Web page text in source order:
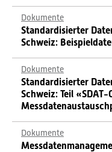
Dokumente
Standardisierter
Schweiz:
Dokumente
Standardisierter
Schweiz: Teil «SDAT-
Dokumente